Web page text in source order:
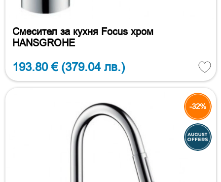
Смесител за кухня Focus хром
HANSGROHE
193.80 € (379.04 лв.)
-32%